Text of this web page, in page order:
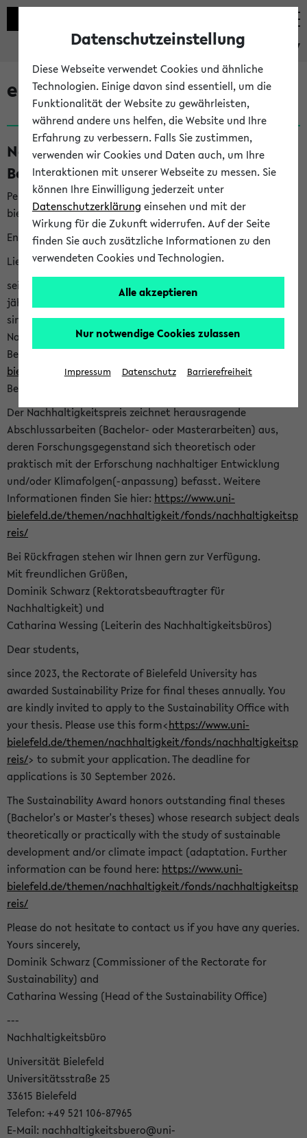
eKVV
eKVV News
Nachhaltigkeitspreis 2026:
Bewerbungsphase gestartet (06.08.26)
Per E-Mail eingestellt von nachhaltigkeitsbuero@uni-
bielefeld.de an den Verteiler 'Alle Studierenden':
English version below
Liebe Studierende,
seit 2023 verleiht das Rektorat der Universität Bielefeld
jährlich den Nachhaltigkeitspreis für Abschlussarbeiten. Sie
sind herzlich eingeladen sich mit Ihrer Abschlussarbeit beim
Nachhaltigkeitsbüro zu bewerben. Bitte nutzen Sie für Ihre
Bewerbung dieses Formular<https://formulare.uni-
bielefeld.de/frontend-server/form/provide/913/>. Die
Bewerbungsfrist endet am 30.09.2026.
Der Nachhaltigkeitspreis zeichnet herausragende
Abschlussarbeiten (Bachelor- oder Masterarbeiten) aus,
deren Forschungsgegenstand sich theoretisch oder
praktisch mit der Erforschung nachhaltiger Entwicklung
und/oder Klimafolgen(-anpassung) befasst. Weitere
Informationen finden Sie hier: https://www.uni-
bielefeld.de/themen/nachhaltigkeit/fonds/nachhaltigkeitsp
reis/
Bei Rückfragen stehen wir Ihnen gern zur Verfügung.
Mit freundlichen Grüßen,
Dominik Schwarz (Rektoratsbeauftragter für
Nachhaltigkeit) und
Catharina Wessing (Leiterin des Nachhaltigkeitsbüros)
Dear students,
since 2023, the Rectorate of Bielefeld University has
awarded Sustainability Prize for final theses annually. You
are kindly invited to apply to the Sustainability Office with
your thesis. Please use this form<https://www.uni-
bielefeld.de/themen/nachhaltigkeit/fonds/nachhaltigkeitsp
reis/> to submit your application. The deadline for
applications is 30 September 2026.
The Sustainability Award honors outstanding final theses
(Bachelor's or Master's theses) whose research subject deals
theoretically or practically with the study of sustainable
development and/or climate impact (adaptation. Further
information can be found here: https://www.uni-
bielefeld.de/themen/nachhaltigkeit/fonds/nachhaltigkeitsp
reis/
Please do not hesitate to contact us if you have any queries.
Yours sincerely,
Dominik Schwarz (Commissioner of the Rectorate for
Sustainability) and
Catharina Wessing (Head of the Sustainability Office)
---
Nachhaltigkeitsbüro
Universität Bielefeld
Universitätsstraße 25
33615 Bielefeld
Telefon: +49 521 106-87965
E-Mail: nachhaltigkeitsbuero@uni-
Datenschutzeinstellung
Diese Webseite verwendet Cookies und ähnliche
Technologien. Einige davon sind essentiell, um die
Funktionalität der Website zu gewährleisten,
während andere uns helfen, die Website und Ihre
Erfahrung zu verbessern. Falls Sie zustimmen,
verwenden wir Cookies und Daten auch, um Ihre
Interaktionen mit unserer Webseite zu messen. Sie
können Ihre Einwilligung jederzeit unter
Datenschutzerklärung einsehen und mit der
Wirkung für die Zukunft widerrufen. Auf der Seite
finden Sie auch zusätzliche Informationen zu den
verwendeten Cookies und Technologien.
Alle akzeptieren
Nur notwendige Cookies zulassen
Impressum Datenschutz Barrierefreiheit